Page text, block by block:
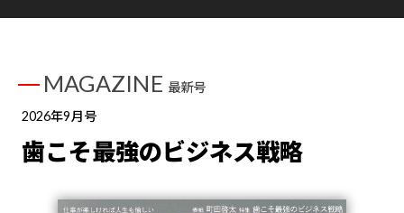
MAGAZINE 最新号
2026年9月号
歯こそ最強のビジネス戦略